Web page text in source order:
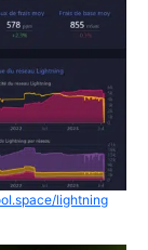
lightning